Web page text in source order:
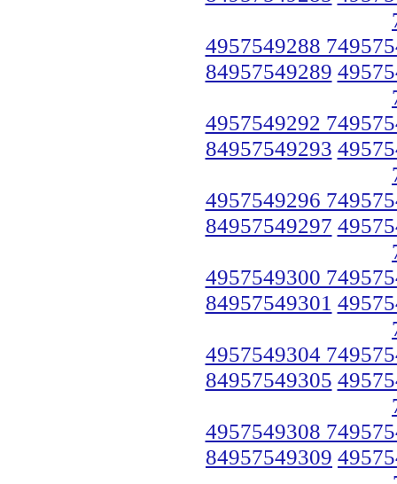
4957549288
84957549289
4957549292
84957549293
4957549296
84957549297
4957549300
84957549301
4957549304
84957549305
4957549308
84957549309